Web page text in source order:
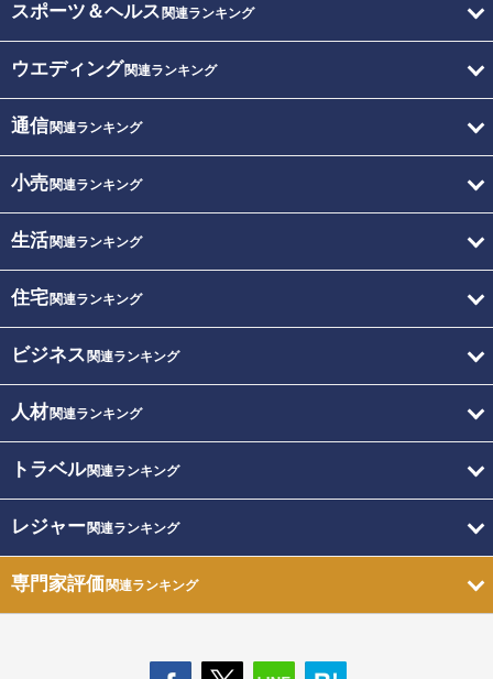
スポーツ＆ヘルス 関連ランキング
ウエディング関連ランキング
通信関連ランキング
小売関連ランキング
生活関連ランキング
住宅関連ランキング
ビジネス 関連ランキング
人材関連ランキング
トラベル関連ランキング
レジャー関連ランキング
専門家評価関連ランキング